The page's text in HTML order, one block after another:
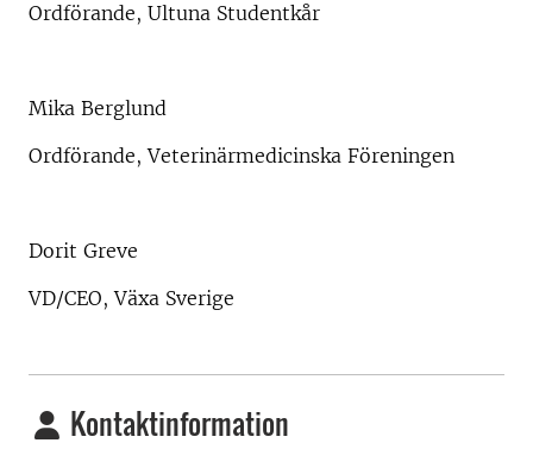
Ordförande, Ultuna Studentkår
Mika Berglund
Ordförande, Veterinärmedicinska Föreningen
Dorit Greve
VD/CEO, Växa Sverige
Kontaktinformation